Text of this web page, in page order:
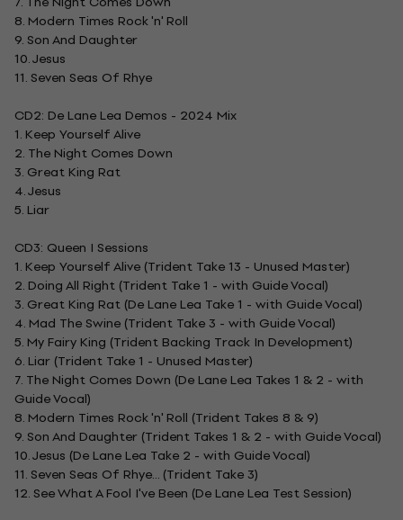
8. Modern Times Rock 'n' Roll
9. Son And Daughter
10. Jesus
11. Seven Seas Of Rhye
CD2: De Lane Lea Demos - 2024 Mix
1. Keep Yourself Alive
2. The Night Comes Down
3. Great King Rat
4. Jesus
5. Liar
CD3: Queen I Sessions
1. Keep Yourself Alive (Trident Take 13 - Unused Master)
2. Doing All Right (Trident Take 1 - with Guide Vocal)
3. Great King Rat (De Lane Lea Take 1 - with Guide Vocal)
4. Mad The Swine (Trident Take 3 - with Guide Vocal)
5. My Fairy King (Trident Backing Track In Development)
6. Liar (Trident Take 1 - Unused Master)
7. The Night Comes Down (De Lane Lea Takes 1 & 2 - with
Guide Vocal)
8. Modern Times Rock 'n' Roll (Trident Takes 8 & 9)
9. Son And Daughter (Trident Takes 1 & 2 - with Guide Vocal)
10. Jesus (De Lane Lea Take 2 - with Guide Vocal)
11. Seven Seas Of Rhye... (Trident Take 3)
12. See What A Fool I've Been (De Lane Lea Test Session)